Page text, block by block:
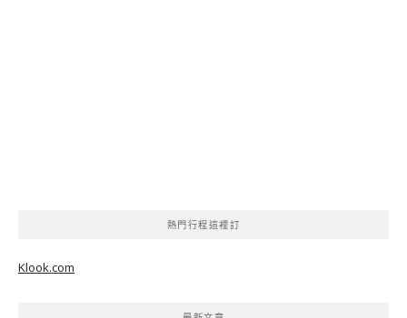
熱門行程這裡訂
Klook.com